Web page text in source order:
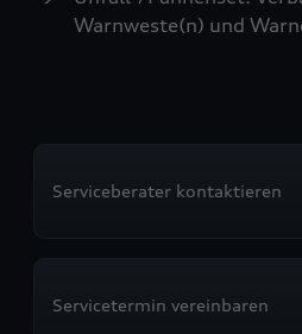
Warnweste(n) und
Serviceberater kontaktieren
Servicetermin vereinbaren